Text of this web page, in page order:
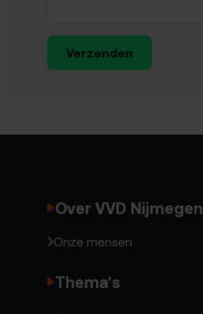
Verzenden
Over VVD Nijmegen
Onze mensen
Thema's